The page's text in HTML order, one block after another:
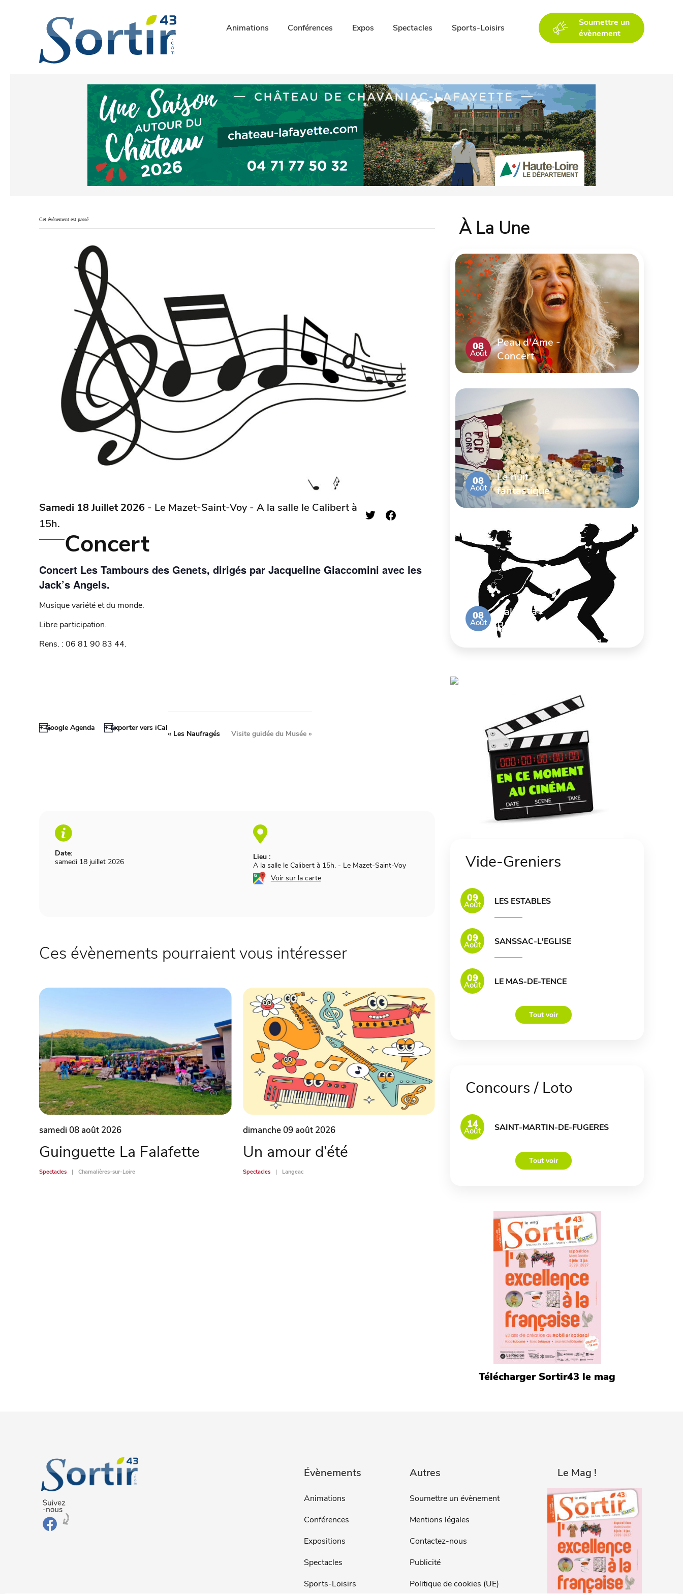
Animations Conférences Expos Spectacles Sports-Loisirs
Soumettre un
évènement
Cet évènement est passé
Samedi 18 Juillet 2026 - Le Mazet-Saint-Voy - A la salle le Calibert à
15h.
Concert
Concert Les Tambours des Genets, dirigés par Jacqueline Giaccomini avec les
Jack’s Angels.
Musique variété et du monde.
Libre participation.
Rens. : 06 81 90 83 44.
+ Google Agenda + Exporter vers iCal
Date:
samedi 18 juillet 2026
Lieu :
A la salle le Calibert à 15h. - Le Mazet-Saint-Voy
Voir sur la carte
«Les Naufragés Visite guidée du Musée »
Ces évènements pourraient vous intéresser
samedi 08 août 2026
Guinguette La Falafette
Spectacles Chamalières-sur-Loire
dimanche 09 août 2026
Un amour d’été
Spectacles Langeac
À La Une
08
Août
Peau d'Ame -
Concert
08
Août
La nuit
fantastique
08
Août
Bal de la
Brocante
Vide-Greniers
09
Août LES ESTABLES
09
Août SANSSAC-L'EGLISE
09
Août LE MAS-DE-TENCE
Tout voir
Concours / Loto
14
Août SAINT-MARTIN-DE-FUGERES
Tout voir
Télécharger Sortir43 le mag
Évènements
Animations
Conférences
Expositions
Spectacles
Sports-Loisirs
Autres
Soumettre un évènement
Mentions légales
Contactez-nous
Publicité
Politique de cookies (UE)
Le Mag !